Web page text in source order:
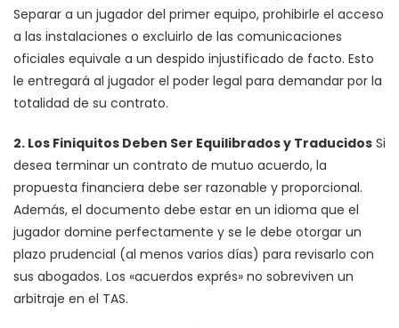
Separar a un jugador del primer equipo, prohibirle el acceso
a las instalaciones o excluirlo de las comunicaciones
oficiales equivale a un despido injustificado de facto. Esto
le entregará al jugador el poder legal para demandar por la
totalidad de su contrato.
2. Los Finiquitos Deben Ser Equilibrados y Traducidos Si
desea terminar un contrato de mutuo acuerdo, la
propuesta financiera debe ser razonable y proporcional.
Además, el documento debe estar en un idioma que el
jugador domine perfectamente y se le debe otorgar un
plazo prudencial (al menos varios días) para revisarlo con
sus abogados. Los «acuerdos exprés» no sobreviven un
arbitraje en el TAS.